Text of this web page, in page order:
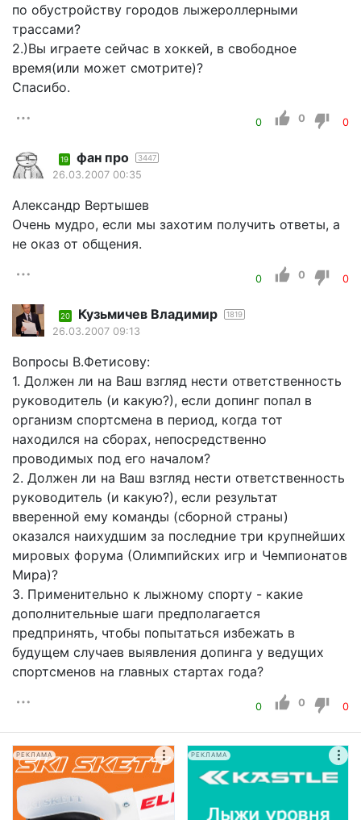
по обустройству городов лыжероллерными
трассами?
2.)Вы играете сейчас в хоккей, в свободное
время(или может смотрите)?
Спасибо.
0 0 0
19 фан про 3447
26.03.2007 00:35
Александр Вертышев
Очень мудро, если мы захотим получить ответы, а
не оказ от общения.
0 0 0
20 Кузьмичев Владимир 1819
26.03.2007 09:13
Вопросы В.Фетисову:
1. Должен ли на Ваш взгляд нести ответственность
руководитель (и какую?), если допинг попал в
организм спортсмена в период, когда тот
находился на сборах, непосредственно
проводимых под его началом?
2. Должен ли на Ваш взгляд нести ответственность
руководитель (и какую?), если результат
вверенной ему команды (сборной страны)
оказался наихудшим за последние три крупнейших
мировых форума (Олимпийских игр и Чемпионатов
Мира)?
3. Применительно к лыжному спорту - какие
дополнительные шаги предполагается
предпринять, чтобы попытаться избежать в
будущем случаев выявления допинга у ведущих
спортсменов на главных стартах года?
0 0 0
РЕКЛАМА РЕКЛАМА